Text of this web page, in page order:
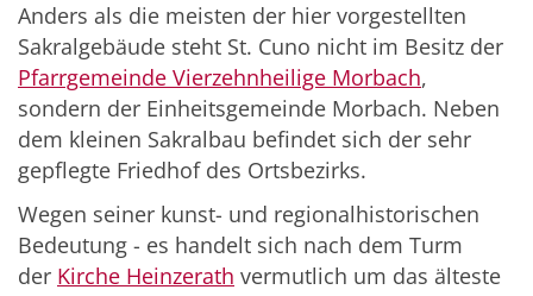
Anders als die meisten der hier vorgestellten
Sakralgebäude steht St. Cuno nicht im Besitz der
Pfarrgemeinde Vierzehnheilige Morbach,
sondern der Einheitsgemeinde Morbach. Neben
dem kleinen Sakralbau befindet sich der sehr
gepflegte Friedhof des Ortsbezirks.
Wegen seiner kunst- und regionalhistorischen
Bedeutung - es handelt sich nach dem Turm
der Kirche Heinzerath vermutlich um das älteste